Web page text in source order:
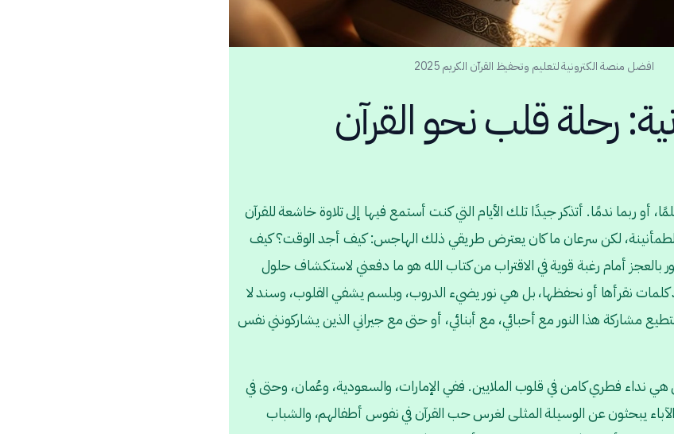
افضل منصة الكترونية لتعليم وتحفيظ القرآن الكريم 2025
رحلة قلب نحو القرآن
أو ربما ندمًا. أتذكر جيدًا تلك الأيام التي كنت أستمع فيها إلى تلاوة خاشعة للقرآن
لكن سرعان ما كان يعترض طريقي ذلك الهاجس: كيف أجد الوقت؟ كيف
بالعجز أمام رغبة قوية في الاقتراب من كتاب الله هو ما دفعني لاستكشاف حلول
نقرأها أو نحفظها، بل هي نور يضيء الدروب، وبلسم يشفي القلوب، وسند لا
مشاركة هذا النور مع أحبائي، مع أبنائي، أو حتى مع جيراني الذين يشاركونني نفس
نداء فطري كامن في قلوب الملايين. ففي الإمارات، والسعودية، وعُمان، وحتى في
يبحثون عن الوسيلة المثلى لغرس حب القرآن في نفوس أطفالهم، والشباب